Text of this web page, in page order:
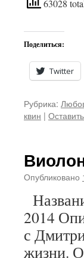
63028
Поделиться:
Twitter
Рубрика:
квин |
Опубликовано
2014
с
жизни.